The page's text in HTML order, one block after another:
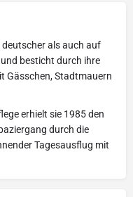
als auch auf
besticht durch ihre
Gässchen, Stadtmauern
erhielt sie 1985 den
durch die
Tagesausflug mit